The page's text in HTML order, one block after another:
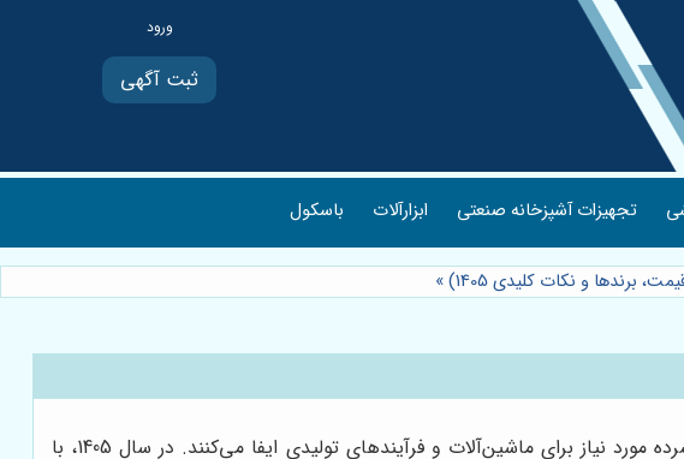
ثبت آگهی
تجهیزات آشپزخانه صنعتی ابزارآلات باسکول
برندها و نکات کلیدی 1405) »
اسکرو کمپرسورها به عنوان یکی از حیاتی‌ترین تجهیزات در صنایع مختلف ایران، نقشی کلیدی در تامین هوای فشرده مورد نیاز برای ماشین‌آلات و فرآیندهای تولیدی ایفا می‌کنند. در سال 1405، با